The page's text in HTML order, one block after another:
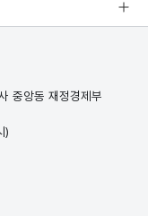
중앙동 재정경제부
)